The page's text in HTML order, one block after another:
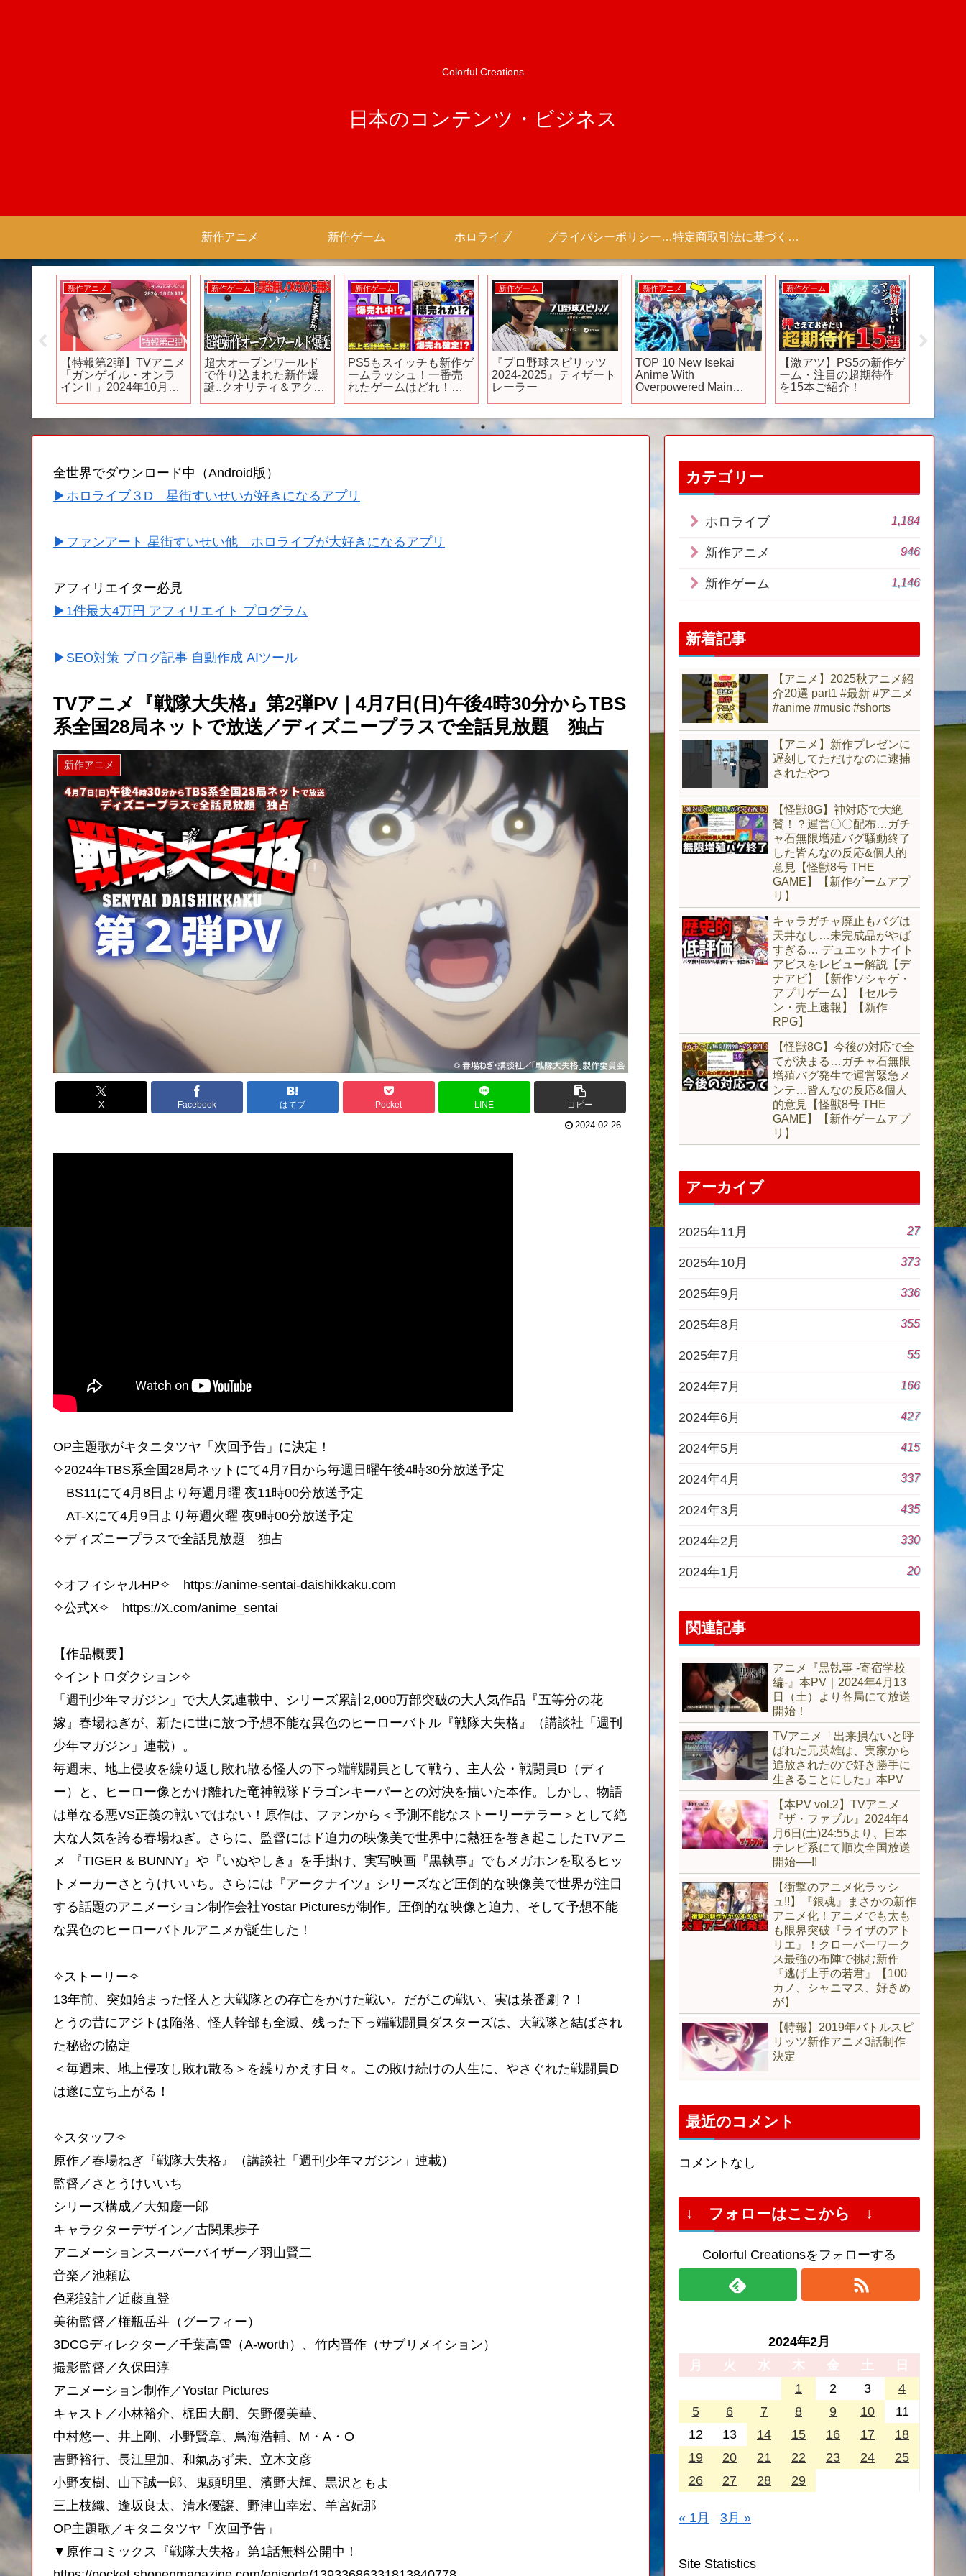
Colorful Creations
日本のコンテンツ・ビジネス
新作アニメ 新作ゲーム ホロライブ プライバシーポリシー 【Colorful Creation】 特定商取引法に基づく表記（商取引に関する開示）
新作アニメ
【特報第2弾】TVアニメ
「ガンゲイル・オンラ
インⅡ」2024年10月よ
新作ゲーム
超大オープンワールド
で作り込まれた新作爆
誕..クオリティ＆アクシ
無料で課金もいらない
新作は日本で成功でき
新作ゲーム
PS5もスイッチも新作ゲ
ームラッシュ！一番売
れたゲームはどれ！？
クシー、どっちが売れ
る！？【週間ゲーム売
新作ゲーム
『プロ野球スピリッツ
2024-2025』ティザート
レーラー
新作アニメ
TOP 10 New Isekai
Anime With
Overpowered Main
新作ゲーム
【激アツ】PS5の新作ゲ
ーム・注目の超期待作
を15本ご紹介！
GAME
【怪獣
ーム】
【レビ
全世界でダウンロード中（Android版）
▶ホロライブ３D 星街すいせいが好きになるアプリ
▶ファンアート 星街すいせい他 ホロライブが大好きになるアプリ
アフィリエイター必見
▶1件最大4万円 アフィリエイト プログラム
▶SEO対策 ブログ記事 自動作成 AIツール
TVアニメ『戦隊大失格』第2弾PV｜4月7日(日)午後4時30分からTBS
系全国28局ネットで放送／ディズニープラスで全話見放題 独占
新作アニメ
X Facebook はてブ Pocket LINE コピー
2024.02.26
OP主題歌がキタニタツヤ「次回予告」に決定！
✧2024年TBS系全国28局ネットにて4月7日から毎週日曜午後4時30分放送予定
BS11にて4月8日より毎週月曜 夜11時00分放送予定
AT-Xにて4月9日より毎週火曜 夜9時00分放送予定
✧ディズニープラスで全話見放題 独占
✧オフィシャルHP✧ https://anime-sentai-daishikkaku.com
✧公式X✧ https://X.com/anime_sentai
【作品概要】
✧イントロダクション✧
「週刊少年マガジン」で大人気連載中、シリーズ累計2,000万部突破の大人気作品『五等分の花
嫁』春場ねぎが、新たに世に放つ予想不能な異色のヒーローバトル『戦隊大失格』（講談社「週刊
少年マガジン」連載）。
毎週末、地上侵攻を繰り返し敗れ散る怪人の下っ端戦闘員として戦う、主人公・戦闘員D（ディ
ー）と、ヒーロー像とかけ離れた竜神戦隊ドラゴンキーパーとの対決を描いた本作。しかし、物語
は単なる悪VS正義の戦いではない！原作は、ファンから＜予測不能なストーリーテラー＞として絶
大な人気を誇る春場ねぎ。さらに、監督にはド迫力の映像美で世界中に熱狂を巻き起こしたTVアニ
メ 『TIGER & BUNNY』や『いぬやしき』を手掛け、実写映画『黒執事』でもメガホンを取るヒッ
トメーカーさとうけいいち。さらには『アークナイツ』シリーズなど圧倒的な映像美で世界が注目
する話題のアニメーション制作会社Yostar Picturesが制作。圧倒的な映像と迫力、そして予想不能
な異色のヒーローバトルアニメが誕生した！
✧ストーリー✧
13年前、突如始まった怪人と大戦隊との存亡をかけた戦い。だがこの戦い、実は茶番劇？！
とうの昔にアジトは陥落、怪人幹部も全滅、残った下っ端戦闘員ダスターズは、大戦隊と結ばされ
た秘密の協定
＜毎週末、地上侵攻し敗れ散る＞を繰りかえす日々。この敗け続けの人生に、やさぐれた戦闘員D
は遂に立ち上がる！
✧スタッフ✧
原作／春場ねぎ『戦隊大失格』（講談社「週刊少年マガジン」連載）
監督／さとうけいいち
シリーズ構成／大知慶一郎
キャラクターデザイン／古関果歩子
アニメーションスーパーバイザー／羽山賢二
音楽／池頼広
色彩設計／近藤直登
美術監督／権瓶岳斗（グーフィー）
3DCGディレクター／千葉高雪（A-worth）、竹内晋作（サブリメイション）
撮影監督／久保田淳
アニメーション制作／Yostar Pictures
キャスト／小林裕介、梶田大嗣、矢野優美華、
中村悠一、井上剛、小野賢章、鳥海浩輔、M・A・O
吉野裕行、長江里加、和氣あず未、立木文彦
小野友樹、山下誠一郎、鬼頭明里、濱野大輝、黒沢ともよ
三上枝織、逢坂良太、清水優譲、野津山幸宏、羊宮妃那
OP主題歌／キタニタツヤ「次回予告」
▼原作コミックス『戦隊大失格』第1話無料公開中！
カテゴリー
ホロライブ 1,184
新作アニメ 946
新作ゲーム 1,146
新着記事
【アニメ】2025秋アニメ紹
介20選 part1 #最新 #アニメ
#anime #music #shorts
【アニメ】新作プレゼンに
遅刻してただけなのに逮捕
されたやつ
【怪獣8G】神対応で大絶
賛！？運営〇〇配布…ガチ
ャ石無限増殖バグ騒動終了
した皆んなの反応&個人的
意見【怪獣8号 THE
GAME】【新作ゲームアプ
リ】
キャラガチャ廃止もバグは
天井なし…未完成品がやば
すぎる… デュエットナイト
アビスをレビュー解説【デ
ナアビ】【新作ソシャゲ・
アプリゲーム】【セルラ
ン・売上速報】【新作
RPG】
【怪獣8G】今後の対応で全
てが決まる…ガチャ石無限
増殖バグ発生で運営緊急メ
ンテ…皆んなの反応&個人
的意見【怪獣8号 THE
GAME】【新作ゲームアプ
リ】
アーカイブ
2025年11月 27
2025年10月 373
2025年9月 336
2025年8月 355
2025年7月 55
2024年7月 166
2024年6月 427
2024年5月 415
2024年4月 337
2024年3月 435
2024年2月 330
2024年1月 20
関連記事
アニメ『黒執事 -寄宿学校
編-』本PV｜2024年4月13
日（土）より各局にて放送
開始！
TVアニメ「出来損ないと呼
ばれた元英雄は、実家から
追放されたので好き勝手に
生きることにした」本PV
【本PV vol.2】TVアニメ
『ザ・ファブル』2024年4
月6日(土)24:55より、日本
テレビ系にて順次全国放送
開始──!!
【衝撃のアニメ化ラッシ
ュ!!】『銀魂』まさかの新作
アニメ化！アニメでも太も
も限界突破『ライザのアト
リエ』！クローバーワーク
ス最強の布陣で挑む新作
『逃げ上手の若君』【100
カノ、シャニマス、好きめ
が】
【特報】2019年バトルスピ
リッツ新作アニメ3話制作
決定
最近のコメント
コメントなし
↓ フォローはここから ↓
Colorful Creationsをフォローする
2024年2月
月
火 水 木 金 土
日
1
2 3
4
5
6 7 8 9 10
11
12
13 14 15 16 17
18
19
20 21 22 23 24
25
26
27 28 29
« 1月 3月 »
Site Statistics